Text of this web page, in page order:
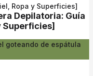
Ropa y Superficies]
Depilatoria: Guía
Superficies]